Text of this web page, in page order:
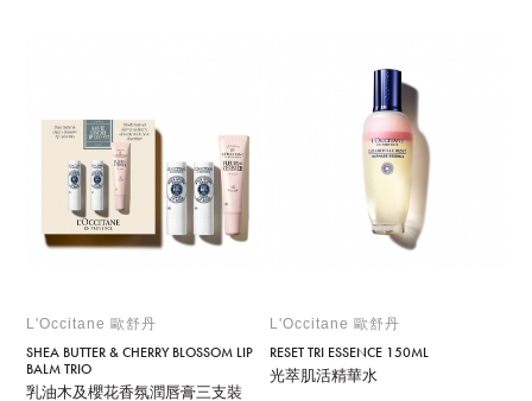
L'Occitane 歐舒丹
SHEA BUTTER & CHERRY BLOSSOM LIP
BALM TRIO
乳油木及櫻花香氛潤唇膏三支裝
L'Occitane 歐舒丹
RESET TRI ESSENCE 150ML
光萃肌活精華水